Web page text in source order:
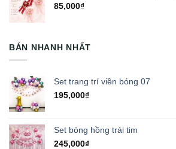
85,000₫
BÁN NHANH NHẤT
Set trang trí viền bóng 07
195,000₫
Set bóng hồng trái tim
245,000₫